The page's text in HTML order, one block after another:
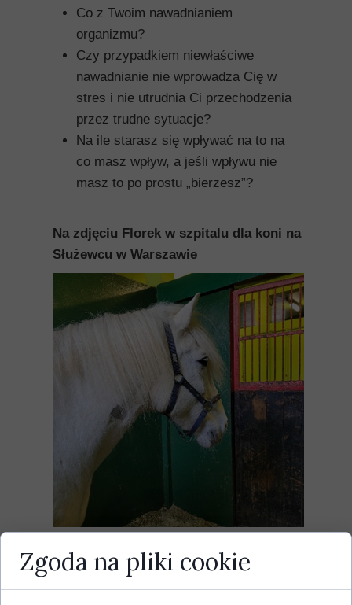
Co z Twoim nawadnianiem
organizmu?
Czy przypadkiem niewłaściwe
nawadnianie nie wprowadza Cię w
stres i nie utrudnia Ci przechodzenia
przez trudne sytuacje?
Na ile starasz się wpływać na to na
co masz wpływ, a jeśli wpływu nie
masz to po prostu „bierzesz”?
Na zdjęciu Florek w szpitalu dla koni na
Służewcu w Warszawie
Zgoda na pliki cookie